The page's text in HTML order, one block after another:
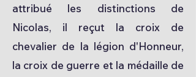
attribué les distinctions de
Nicolas, il reçut la croix de
chevalier de la légion d'Honneur,
la croix de guerre et la médaille de